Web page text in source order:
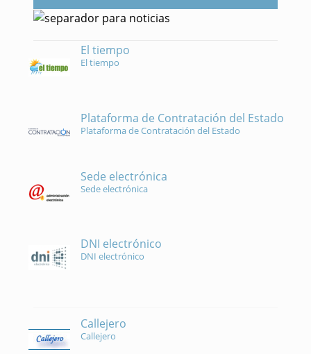
El tiempo
El tiempo
Plataforma de Contratación del Estado
Plataforma de Contratación del Estado
Sede electrónica
Sede electrónica
DNI electrónico
DNI electrónico
Callejero
Callejero